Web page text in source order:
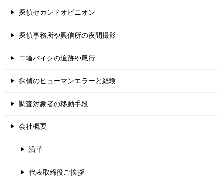
探偵セカンドオピニオン
探偵事務所や興信所の夜間撮影
二輪バイクの追跡や尾行
探偵のヒューマンエラーと経験
調査対象者の移動手段
会社概要
沿革
代表取締役ご挨拶